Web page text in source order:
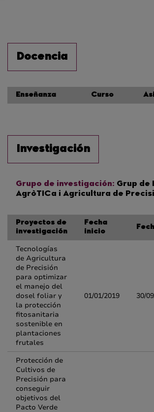
Docencia
Enseñanza Curso
Investigación
Grupo de investigación: Grup de
AgròTICa i Agricultura de
Proyectos de
investigación
Fecha
inicio
Tecnologías
de Agricultura
de Precisión
para optimizar
el manejo del
dosel foliar y
la protección
fitosanitaria
sostenible en
plantaciones
frutales
01/01/2019 30/
Protección de
Cultivos de
Precisión para
conseguir
objetivos del
Pacto Verde